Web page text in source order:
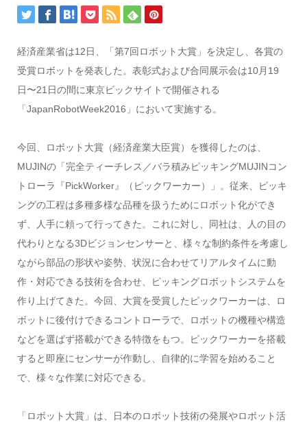
経済産業省は12日、「第7回ロボット大賞」を決定し、各賞の
受賞ロボットを発表した。表彰式および合同展示会は10月19
日〜21日の間に東京ビックサイトで開催される
「JapanRobotWeek2016」において実施する。
今回、ロボット大賞（経済産業大臣賞）を獲得したのは、
MUJINの「完全ティーチレス／バラ積みピッキングMUJINコン
トローラ『PickWorker』（ピックワーカー）」。従来、ピッキ
ングの工程は多種多様な品種を扱うためにロボット化ができ
ず、人手に頼って行ってきた。これに対し、同社は、人の目の
代わりとなる3Dビジョンセンサーと、様々な制約条件を考慮し
ながら部品の形状や姿勢、状況に合わせてリアルタイムに動
作・対応できる技術を合わせ、ピッキングロボットシステムを
作り上げてきた。今回、大賞を受賞したピックワーカーは、ロ
ボットに後付けできるコントローラで、ロボットの機種や構造
などを選ばず搭載ができる特徴をもつ。ピックワーカーを搭載
すると即座にセンサーが作動し、自律的に学習を始めること
で、様々な作業に対応できる。
「ロボット大賞」は、日本のロボット技術の発展やロボット活